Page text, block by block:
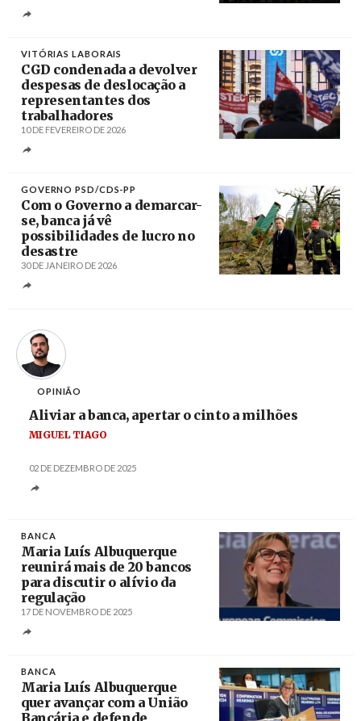
VITÓRIAS LABORAIS
CGD condenada a devolver
despesas de deslocação a
representantes dos
trabalhadores
10 DE FEVEREIRO DE 2026
GOVERNO PSD/CDS-PP
Com o Governo a demarcar-
se, banca já vê
possibilidades de lucro no
desastre
30 DE JANEIRO DE 2026
OPINIÃO
Aliviar a banca, apertar o cinto a milhões
MIGUEL TIAGO
02 DE DEZEMBRO DE 2025
BANCA
Maria Luís Albuquerque
reunirá mais de 20 bancos
para discutir o alívio da
regulação
17 DE NOVEMBRO DE 2025
BANCA
Maria Luís Albuquerque
quer avançar com a União
Bancária e defende